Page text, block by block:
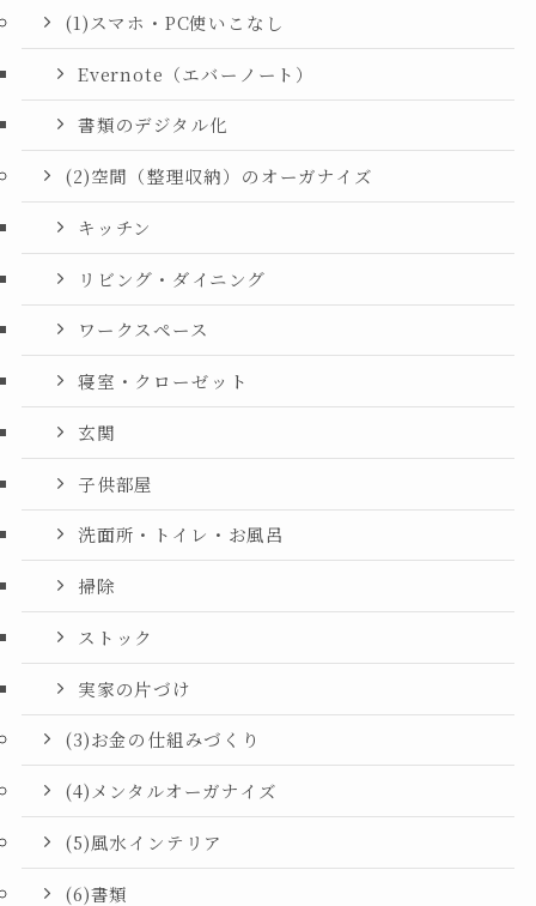
(1)スマホ・PC使いこなし
Evernote（エバーノート）
書類のデジタル化
(2)空間（整理収納）のオーガナイズ
キッチン
リビング・ダイニング
ワークスペース
寝室・クローゼット
玄関
子供部屋
洗面所・トイレ・お風呂
掃除
ストック
実家の片づけ
(3)お金の仕組みづくり
(4)メンタルオーガナイズ
(5)風水インテリア
(6)書類